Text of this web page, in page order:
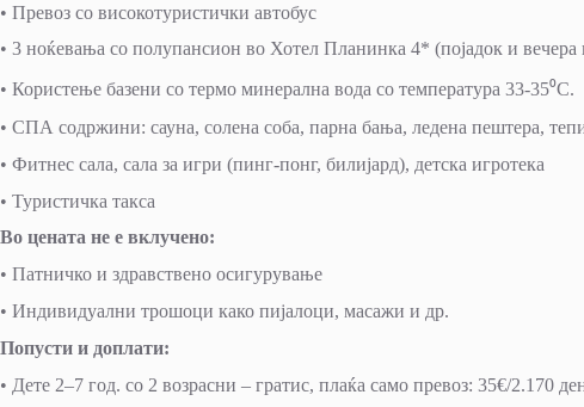
• Превоз со високотуристички автобус
• 3 ноќевања со полупансион во Хотел Планинка 4* (појадок и вечера
• Користење базени со термо минерална вода со температура 33-35⁰C.
• СПА содржини: сауна, солена соба, парна бања, ледена пештера,
• Фитнес сала, сала за игри (пинг-понг, билијард), детска игротека
• Туристичка такса
Во цената не е вклучено:
• Патничко и здравствено осигурување
• Индивидуални трошоци како пијалоци, масажи и др.
Попусти и доплати:
• Дете 2–7 год. со 2 возрасни – гратис, плаќа само превоз: 35€/2.170